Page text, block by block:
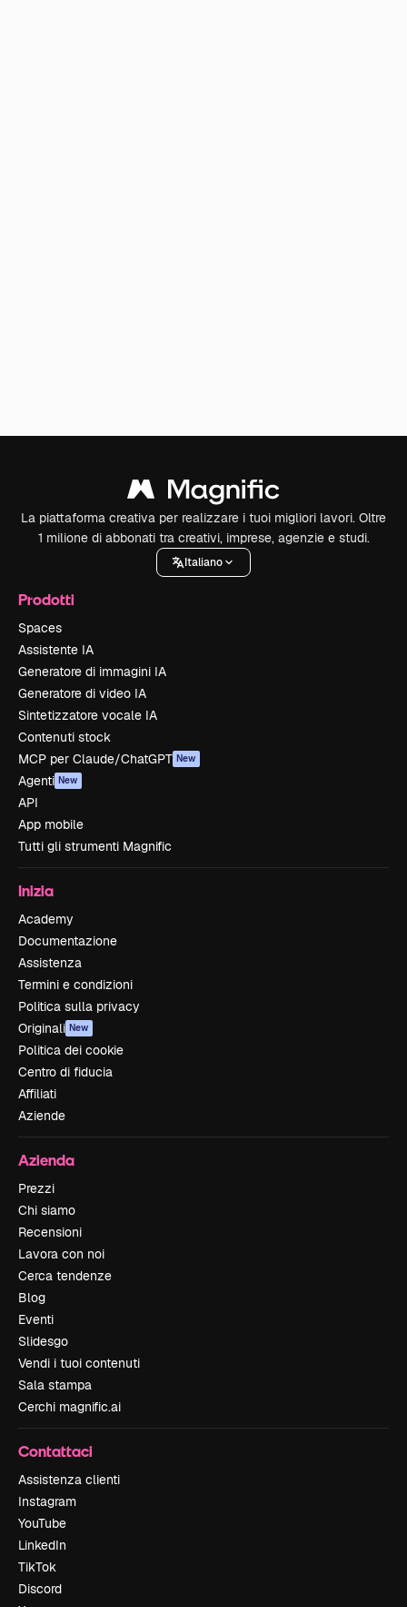
La piattaforma creativa per realizzare i tuoi migliori lavori. Oltre
1 milione di abbonati tra creativi, imprese, agenzie e studi.
Italiano
Prodotti
Spaces
Assistente IA
Generatore di immagini IA
Generatore di video IA
Sintetizzatore vocale IA
Contenuti stock
MCP per Claude/ChatGPT New
Agenti New
API
App mobile
Tutti gli strumenti Magnific
Inizia
Academy
Documentazione
Assistenza
Termini e condizioni
Politica sulla privacy
Originali New
Politica dei cookie
Centro di fiducia
Affiliati
Aziende
Azienda
Prezzi
Chi siamo
Recensioni
Lavora con noi
Cerca tendenze
Blog
Eventi
Slidesgo
Vendi i tuoi contenuti
Sala stampa
Cerchi magnific.ai
Contattaci
Assistenza clienti
Instagram
YouTube
LinkedIn
TikTok
Discord